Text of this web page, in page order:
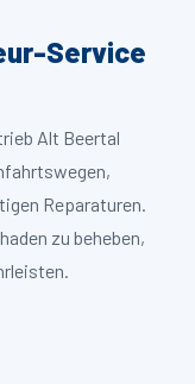
Service
Alt Beertal
Reparaturen.
zu beheben,